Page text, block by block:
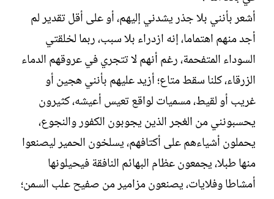
ن
ش
ا
ء
أشعر بأنني بلا جذر يشدني إليهم، أو على أقل تقدير لم
أجد منهم اهتماما، إنه ازدراء بلا سبب، ربما لخلقتي
السوداء المتفحمة، رغم أنهم لا تتجري في عروقهم الدماء
الزرقاء، كلنا سقط متاع؛ أزيد عليهم بأنني هجين أو
غريب أو لقيط، مسميات لواقع تعيس أعيشه، كثيرون
يحسبونني من الغجر الذين يجوبون الكفور والنجوع،
يحملون أشياءهم على أكتافهم، يسلخون الحمير ليصنعوا
منها طبلا، يجمعون عظام البهائم النافقة فيحيلونها
أمشاطا وفلايات، يصنعون مزامير من صفيح علب السمن؛